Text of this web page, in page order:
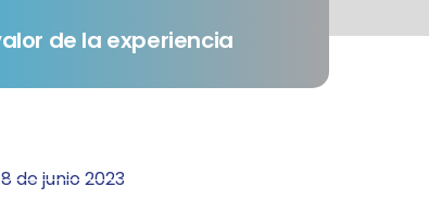
de la experiencia
8 de junio 2023